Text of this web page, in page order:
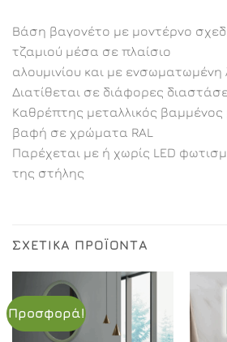
Βάση βαγονέτο με μοντέρνο
τζαμιού μέσα σε πλαίσιο
αλουμινίου και με ενσωματωμένη
Διατίθεται σε διάφορες
Καθρέπτης μεταλλικός βαμμένος
βαφή σε χρώματα RAL
Παρέχεται με ή χωρίς LED
της στήλης
ΣΧΕΤΙΚΆ ΠΡΟΪΌΝΤΑ
Προσφορά!